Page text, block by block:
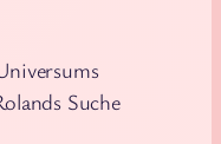
Suche